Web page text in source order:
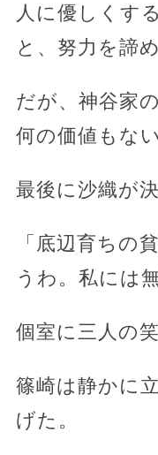
人に優しくす
と、努力を諦
だが、神谷家
何の価値もな
最後に沙織が
「底辺育ちの
うわ。私には無
個室に三人の
篠崎は静かに
げた。